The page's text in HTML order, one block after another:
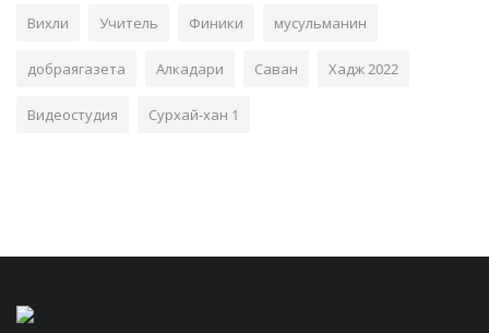
Вихли Учитель Финики мусульманин
добраягазета Алкадари Саван Хадж 2022
Видеостудия Сурхай-хан 1